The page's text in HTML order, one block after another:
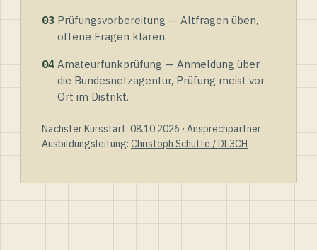
03 Prüfungsvorbereitung — Altfragen üben,
offene Fragen klären.
04 Amateurfunkprüfung — Anmeldung über
die Bundesnetzagentur, Prüfung meist vor
Ort im Distrikt.
Nächster Kursstart: 08.10.2026 · Ansprechpartner
Ausbildungsleitung: Christoph Schütte / DL3CH